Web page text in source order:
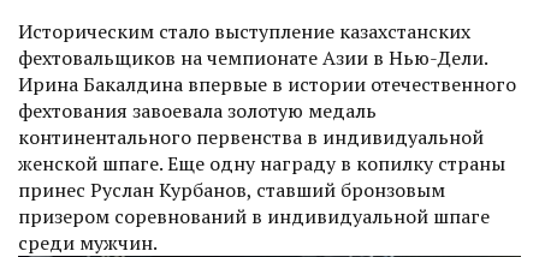
Историческим стало выступление казахстанских
фехтовальщиков на чемпионате Азии в Нью-Дели.
Ирина Бакалдина впервые в истории отечественного
фехтования завоевала золотую медаль
континентального первенства в индивидуальной
женской шпаге. Еще одну награду в копилку страны
принес Руслан Курбанов, ставший бронзовым
призером соревнований в индивидуальной шпаге
среди мужчин.